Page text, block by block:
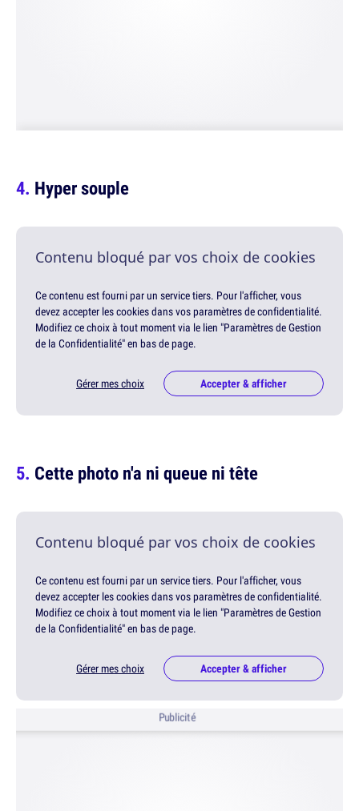
Hyper souple
Contenu bloqué par vos choix de cookies
Ce contenu est fourni par un service tiers. Pour l'afficher, vous
devez accepter les cookies dans vos paramètres de confidentialité.
Modifiez ce choix à tout moment via le lien "Paramètres de Gestion
de la Confidentialité" en bas de page.
Gérer mes choix Accepter & afficher
Cette photo n'a ni queue ni tête
Contenu bloqué par vos choix de cookies
Ce contenu est fourni par un service tiers. Pour l'afficher, vous
devez accepter les cookies dans vos paramètres de confidentialité.
Modifiez ce choix à tout moment via le lien "Paramètres de Gestion
de la Confidentialité" en bas de page.
Gérer mes choix Accepter & afficher
Publicité